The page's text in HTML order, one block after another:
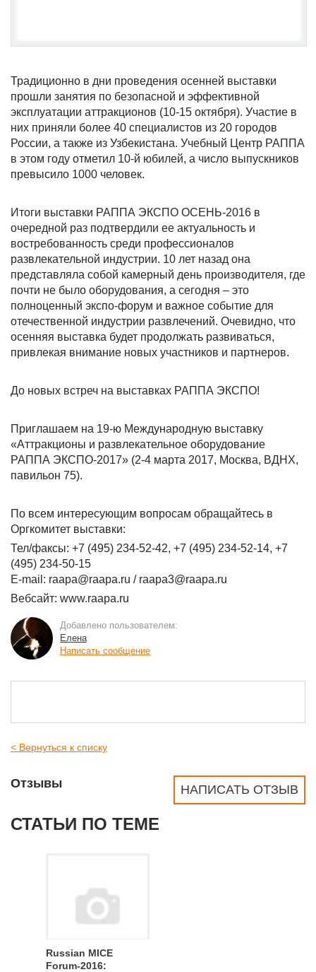
Традиционно в дни проведения осенней выставки
прошли занятия по безопасной и эффективной
эксплуатации аттракционов (10-15 октября). Участие в
них приняли более 40 специалистов из 20 городов
России, а также из Узбекистана. Учебный Центр РАППА
в этом году отметил 10-й юбилей, а число выпускников
превысило 1000 человек.
Итоги выставки РАППА ЭКСПО ОСЕНЬ-2016 в
очередной раз подтвердили ее актуальность и
востребованность среди профессионалов
развлекательной индустрии. 10 лет назад она
представляла собой камерный день производителя, где
почти не было оборудования, а сегодня – это
полноценный экспо-форум и важное событие для
отечественной индустрии развлечений. Очевидно, что
осенняя выставка будет продолжать развиваться,
привлекая внимание новых участников и партнеров.
До новых встреч на выставках РАППА ЭКСПО!
Приглашаем на 19-ю Международную выставку
«Аттракционы и развлекательное оборудование
РАППА ЭКСПО-2017» (2-4 марта 2017, Москва, ВДНХ,
павильон 75).
По всем интересующим вопросам обращайтесь в
Оргкомитет выставки:
Тел/факсы: +7 (495) 234-52-42, +7 (495) 234-52-14, +7
(495) 234-50-15
E-mail: raapa@raapa.ru / raapa3@raapa.ru
Вебсайт: www.raapa.ru
Добавлено пользователем:
Елена
Написать сообщение
< Вернуться к списку
НАПИСАТЬ ОТЗЫВ
Отзывы
СТАТЬИ ПО ТЕМЕ
Russian MICE
Forum-2016: